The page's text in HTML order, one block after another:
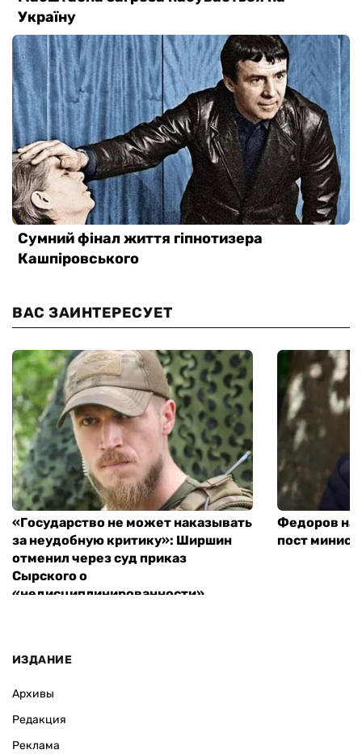
ВАС ЗАИНТЕРЕСУЕТ
«Государство не может наказывать
за неудобную критику»: Ширшин
отменил через суд приказ
Сырского о
«недисциплинированности»
Федоров
пост
ИЗДАНИЕ
Архивы
Редакция
Реклама